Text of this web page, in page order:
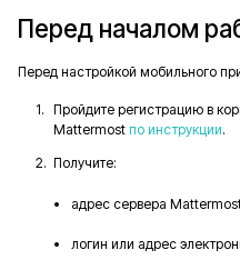
Перед началом
Перед настройкой мобильного
Пройдите регистрацию в
Mattermost по инструкции.
Получите:
адрес сервера
логин или адрес